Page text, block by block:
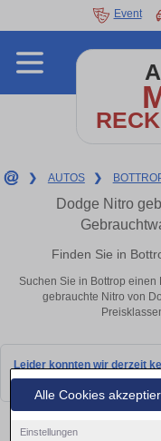
Alle Cookies
Einstellungen
Event
❯ AUTOS ❯
Dodge Nitro
Finden Sie in
Suchen Sie in Bottrop
gebrauchte Nitro von
Leider konnten wir derzeit
bald wieder vorbei!